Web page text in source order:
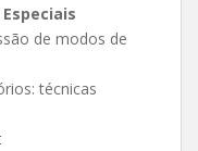
de modos de
técnicas